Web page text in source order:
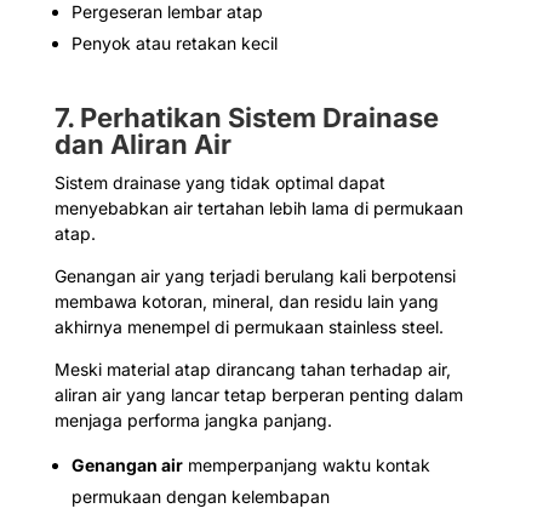
Pergeseran lembar atap
Penyok atau retakan kecil
7. Perhatikan Sistem Drainase
dan Aliran Air
Sistem drainase yang tidak optimal dapat
menyebabkan air tertahan lebih lama di permukaan
atap.
Genangan air yang terjadi berulang kali berpotensi
membawa kotoran, mineral, dan residu lain yang
akhirnya menempel di permukaan stainless steel.
Meski material atap dirancang tahan terhadap air,
aliran air yang lancar tetap berperan penting dalam
menjaga performa jangka panjang.
Genangan airmemperpanjang waktu kontak
permukaan dengan kelembapan